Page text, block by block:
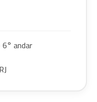
andar